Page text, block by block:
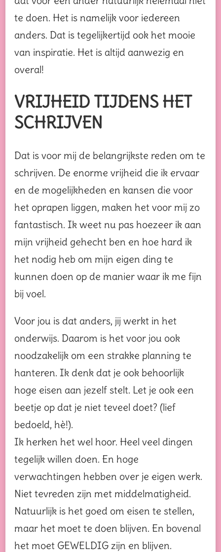
te doen. Het is namelijk voor iedereen
anders. Dat is tegelijkertijd ook het mooie
van inspiratie. Het is altijd aanwezig en
overal!
VRIJHEID TIJDENS HET
SCHRIJVEN
Dat is voor mij de belangrijkste reden om te
schrijven. De enorme vrijheid die ik ervaar
en de mogelijkheden en kansen die voor
het oprapen liggen, maken het voor mij zo
fantastisch. Ik weet nu pas hoezeer ik aan
mijn vrijheid gehecht ben en hoe hard ik
het nodig heb om mijn eigen ding te
kunnen doen op de manier waar ik me fijn
bij voel.
Voor jou is dat anders, jij werkt in het
onderwijs. Daarom is het voor jou ook
noodzakelijk om een strakke planning te
hanteren. Ik denk dat je ook behoorlijk
hoge eisen aan jezelf stelt. Let je ook een
beetje op dat je niet teveel doet? (lief
bedoeld, hè!).
Ik herken het wel hoor. Heel veel dingen
tegelijk willen doen. En hoge
verwachtingen hebben over je eigen werk.
Niet tevreden zijn met middelmatigheid.
Natuurlijk is het goed om eisen te stellen,
maar het moet te doen blijven. En bovenal
het moet GEWELDIG zijn en blijven.